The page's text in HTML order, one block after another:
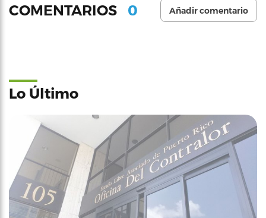
COMENTARIOS 0 Añadir comentario
Lo Último